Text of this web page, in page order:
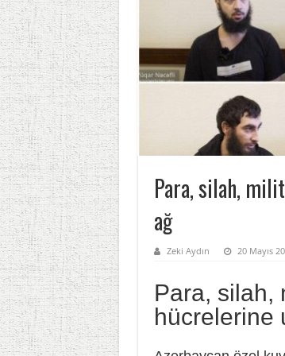
Para, silah,
ağ
Zeki Aydın 20 Mayıs
Para, silah,
hücrelerine